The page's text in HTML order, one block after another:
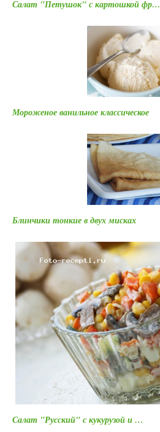
Салат "Петушок" с картошкой фр…
Мороженое ванильное классическое
Блинчики тонкие в двух мисках
Салат "Русский" с кукурузой и …